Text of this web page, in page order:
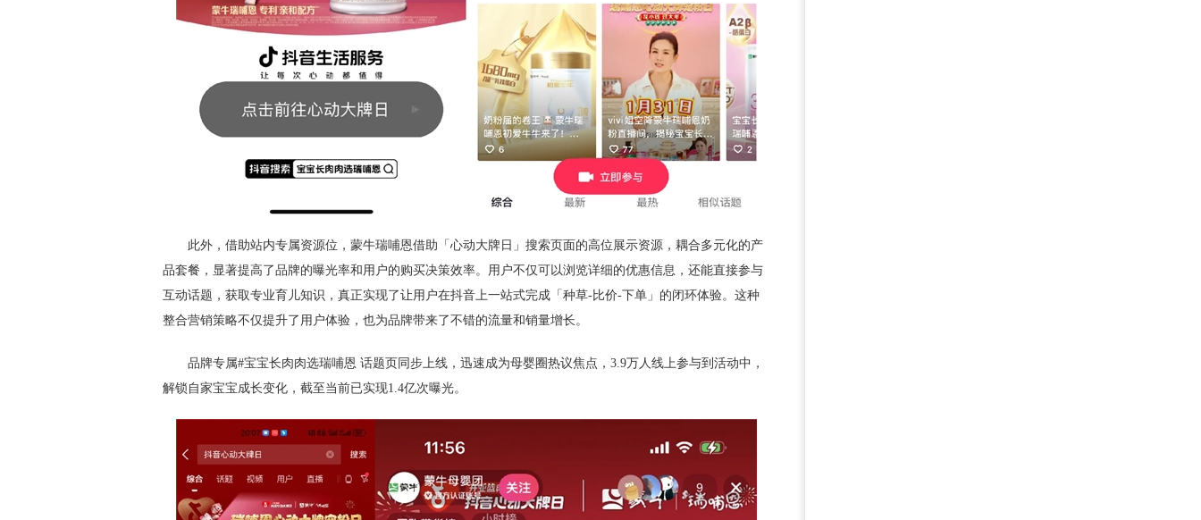
此外，借助站内专属资源位，蒙牛瑞哺恩借助「心动大牌日」搜索页面的高位展示资源，耦合多元化的产
品套餐，显著提高了品牌的曝光率和用户的购买决策效率。用户不仅可以浏览详细的优惠信息，还能直接参与
互动话题，获取专业育儿知识，真正实现了让用户在抖音上一站式完成「种草-比价-下单」的闭环体验。这种
整合营销策略不仅提升了用户体验，也为品牌带来了不错的流量和销量增长。
品牌专属#宝宝长肉肉选瑞哺恩 话题页同步上线，迅速成为母婴圈热议焦点，3.9万人线上参与到活动中，
解锁自家宝宝成长变化，截至当前已实现1.4亿次曝光。